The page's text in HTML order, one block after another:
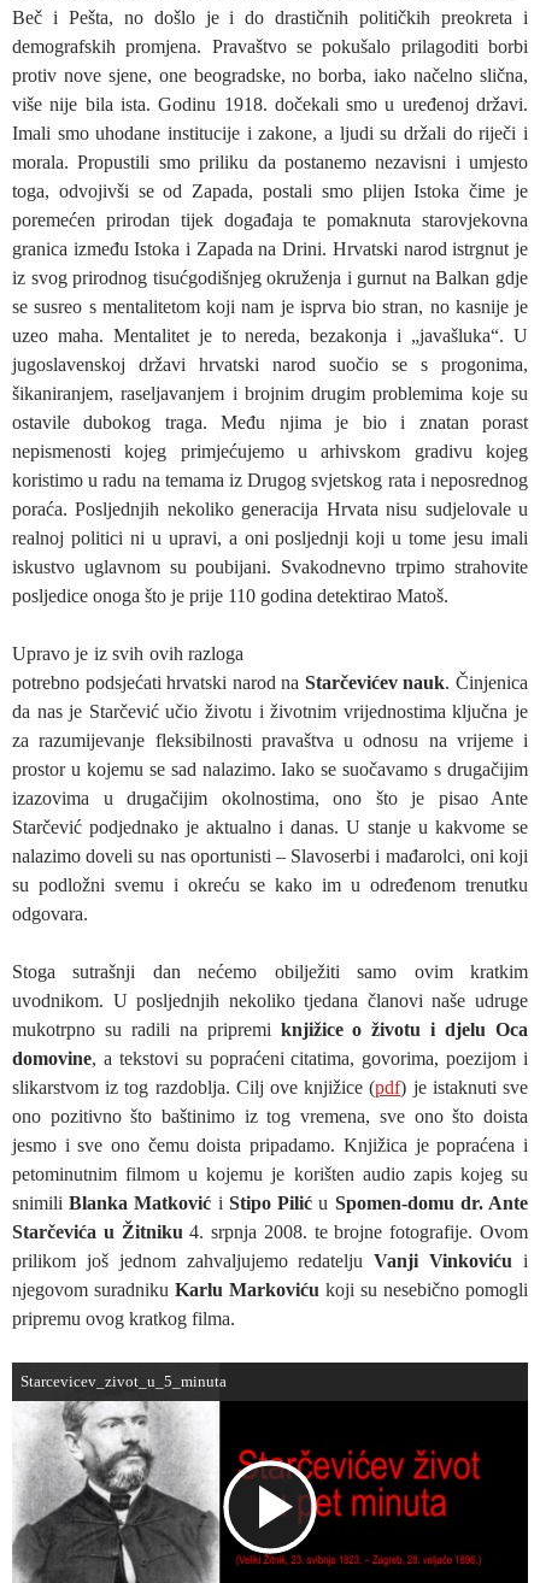
Beč i Pešta, no došlo je i do drastičnih političkih preokreta i
demografskih promjena. Pravaštvo se pokušalo prilagoditi borbi
protiv nove sjene, one beogradske, no borba, iako načelno slična,
više nije bila ista. Godinu 1918. dočekali smo u uređenoj državi.
Imali smo uhodane institucije i zakone, a ljudi su držali do riječi i
morala. Propustili smo priliku da postanemo nezavisni i umjesto
toga, odvojivši se od Zapada, postali smo plijen Istoka čime je
poremećen prirodan tijek događaja te pomaknuta starovjekovna
granica između Istoka i Zapada na Drini. Hrvatski narod istrgnut je
iz svog prirodnog tisućgodišnjeg okruženja i gurnut na Balkan gdje
se susreo s mentalitetom koji nam je isprva bio stran, no kasnije je
uzeo maha. Mentalitet je to nereda, bezakonja i „javašluka“. U
jugoslavenskoj državi hrvatski narod suočio se s progonima,
šikaniranjem, raseljavanjem i brojnim drugim problemima koje su
ostavile dubokog traga. Među njima je bio i znatan porast
nepismenosti kojeg primjećujemo u arhivskom gradivu kojeg
koristimo u radu na temama iz Drugog svjetskog rata i neposrednog
poraća. Posljednjih nekoliko generacija Hrvata nisu sudjelovale u
realnoj politici ni u upravi, a oni posljednji koji u tome jesu imali
iskustvo uglavnom su poubijani. Svakodnevno trpimo strahovite
posljedice onoga što je prije 110 godina detektirao Matoš.
Upravo je iz svih ovih razloga
potrebno podsjećati hrvatski narod na Starčevićev nauk. Činjenica
da nas je Starčević učio životu i životnim vrijednostima ključna je
za razumijevanje fleksibilnosti pravaštva u odnosu na vrijeme i
prostor u kojemu se sad nalazimo. Iako se suočavamo s drugačijim
izazovima u drugačijim okolnostima, ono što je pisao Ante
Starčević podjednako je aktualno i danas. U stanje u kakvome se
nalazimo doveli su nas oportunisti – Slavoserbi i mađarolci, oni koji
su podložni svemu i okreću se kako im u određenom trenutku
odgovara.
Stoga sutrašnji dan nećemo obilježiti samo ovim kratkim
uvodnikom. U posljednjih nekoliko tjedana članovi naše udruge
mukotrpno su radili na pripremi knjižice o životu i djelu Oca
domovine, a tekstovi su popraćeni citatima, govorima, poezijom i
slikarstvom iz tog razdoblja. Cilj ove knjižice (pdf) je istaknuti sve
ono pozitivno što baštinimo iz tog vremena, sve ono što doista
jesmo i sve ono čemu doista pripadamo. Knjižica je popraćena i
petominutnim filmom u kojemu je korišten audio zapis kojeg su
snimiliBlanka Matković i Stipo Pilić u Spomen-domu dr. Ante
Starčevića u Žitniku 4. srpnja 2008. te brojne fotografije. Ovom
prilikom još jednom zahvaljujemo redateljuVanji Vinkoviću i
njegovom suradniku Karlu Markoviću koji su nesebično pomogli
pripremu ovog kratkog filma.
Starcevicev_zivot_u_5_minuta
P